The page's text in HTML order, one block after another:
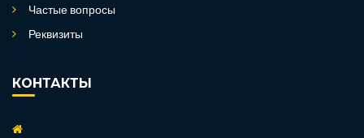
Частые вопросы
Реквизиты
КОНТАКТЫ